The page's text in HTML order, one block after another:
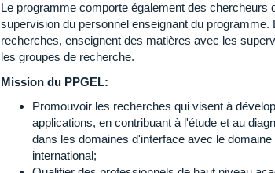
Le programme comporte également des
supervision du personnel enseignant du
recherches, enseignent des matières avec les
les groupes de recherche.
Mission du PPGEL:
Promouvoir les recherches qui visent à
applications, en contribuant à l'étude et au
dans les domaines d'interface avec le
international;